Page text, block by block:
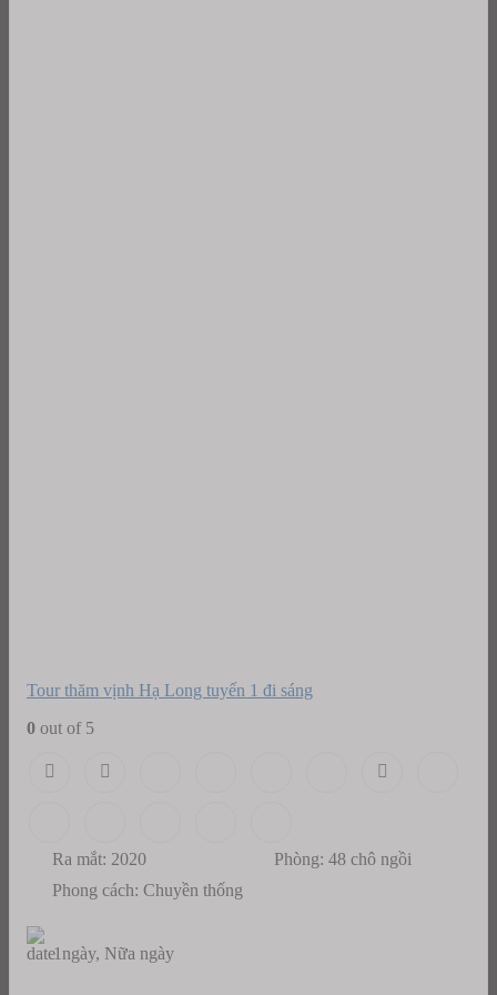
Tour thăm vịnh Hạ Long tuyến 1 đi sáng
0 out of 5
Ra mắt: 2020
Phòng: 48 chô ngồi
Phong cách: Chuyền thống
1ngày, Nữa ngày